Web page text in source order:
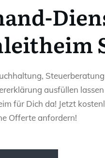
ausfüllen
für Dich da! Jetzt
Offerte anfordern!